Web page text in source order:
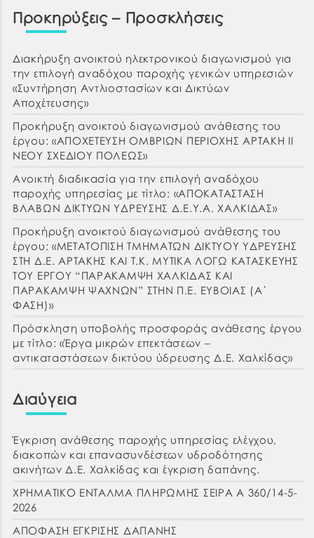
Προκηρύξεις – Προσκλήσεις
Διακήρυξη ανοικτού ηλεκτρονικού διαγωνισμού για
την επιλογή αναδόχου παροχής γενικών υπηρεσιών
«Συντήρηση Αντλιοστασίων και Δικτύων
Αποχέτευσης»
Προκήρυξη ανοικτού διαγωνισμού ανάθεσης του
έργου: «ΑΠΟΧΕΤΕΥΣΗ ΟΜΒΡΙΩΝ ΠΕΡΙΟΧΗΣ ΑΡΤΑΚΗ ΙΙ
ΝΕΟΥ ΣΧΕΔΙΟΥ ΠΟΛΕΩΣ»
Ανοικτή διαδικασία για την επιλογή αναδόχου
παροχής υπηρεσίας με τίτλο: «ΑΠΟΚΑΤΑΣΤΑΣΗ
ΒΛΑΒΩΝ ΔΙΚΤΥΩΝ ΥΔΡΕΥΣΗΣ Δ.Ε.Υ.Α. ΧΑΛΚΙΔΑΣ»
Προκήρυξη ανοικτού διαγωνισμού ανάθεσης του
έργου: «ΜΕΤΑΤΟΠΙΣΗ ΤΜΗΜΑΤΩΝ ΔΙΚΤΥΟΥ ΥΔΡΕΥΣΗΣ
ΣΤΗ Δ.Ε. ΑΡΤΑΚΗΣ ΚΑΙ Τ.Κ. ΜΥΤΙΚΑ ΛΟΓΩ ΚΑΤΑΣΚΕΥΗΣ
ΤΟΥ ΕΡΓΟΥ “ΠΑΡΑΚΑΜΨΗ ΧΑΛΚΙΔΑΣ ΚΑΙ
ΠΑΡΑΚΑΜΨΗ ΨΑΧΝΩΝ” ΣΤΗΝ Π.Ε. ΕΥΒΟΙΑΣ (Α΄
ΦΑΣΗ)»
Πρόσκληση υποβολής προσφοράς ανάθεσης έργου
με τίτλο: «Έργα μικρών επεκτάσεων –
αντικαταστάσεων δικτύου ύδρευσης Δ.Ε. Χαλκίδας»
Διαύγεια
Έγκριση ανάθεσης παροχής υπηρεσίας ελέγχου,
διακοπών και επανασυνδέσεων υδροδότησης
ακινήτων Δ.Ε. Χαλκίδας και έγκριση δαπάνης.
ΧΡΗΜΑΤΙΚΟ ΕΝΤΑΛΜΑ ΠΛΗΡΩΜΗΣ ΣΕΙΡΑ Α 360/14-5-
2026
ΑΠΟΦΑΣΗ ΕΓΚΡΙΣΗΣ ΔΑΠΑΝΗΣ